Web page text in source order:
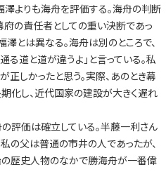
澤よりも海舟を評価する。海舟の判断
の責任者としての重い決断であっ
澤とは異なる。海舟は別のところで、
る道と道が違うよ」と言っている。私
しかったと思う。実際、あのとき幕
化し、近代国家の建設が大きく遅れ
価は確立している。半藤一利さん
の父は普通の市井の人であったが、
の歴史人物のなかで勝海舟が一番偉